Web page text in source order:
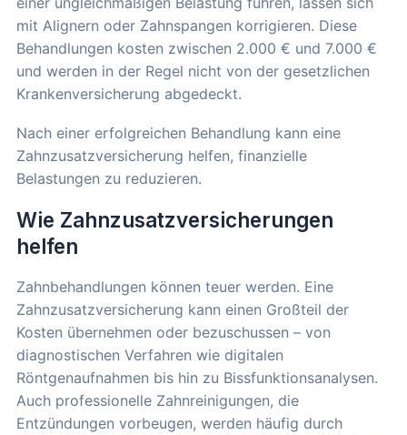
mit Alignern oder Zahnspangen korrigieren. Diese
Behandlungen kosten zwischen 2.000 € und 7.000 €
und werden in der Regel nicht von der gesetzlichen
Krankenversicherung abgedeckt.
Nach einer erfolgreichen Behandlung kann eine
Zahnzusatzversicherung helfen, finanzielle
Belastungen zu reduzieren.
Wie Zahnzusatzversicherungen
helfen
Zahnbehandlungen können teuer werden. Eine
Zahnzusatzversicherung kann einen Großteil der
Kosten übernehmen oder bezuschussen – von
diagnostischen Verfahren wie digitalen
Röntgenaufnahmen bis hin zu Bissfunktionsanalysen.
Auch professionelle Zahnreinigungen, die
Entzündungen vorbeugen, werden häufig durch